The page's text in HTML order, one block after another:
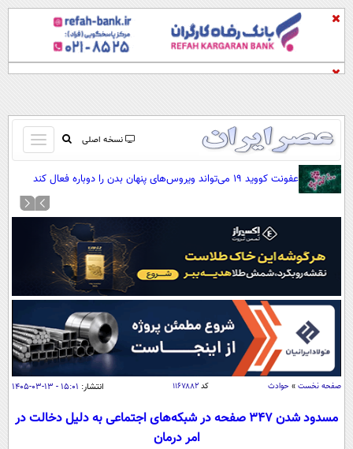
نسخه اصلی
باز
و
بسته
کردن
صفحه اول
آرشیو
نظرسنجی
آب و هوا
اوقات شرعی
سواد زندگی
اقتصاد
اقتصادی
خودرو
جامعه
اجتماعی
ورزشی
عفونت کووید ۱۹ می‌تواند ویروس‌های پنهان بدن را دوباره فعال کند
صفحه نخست » حوادث کد۱۱۶۷۸۸۲ انتشار: ۱۵:۰۱ - ۱۳-۰۳-۱۴۰۵
مسدود شدن ۳۴۷ صفحه در شبکه‌های اجتماعی به دلیل دخالت در
امر درمان